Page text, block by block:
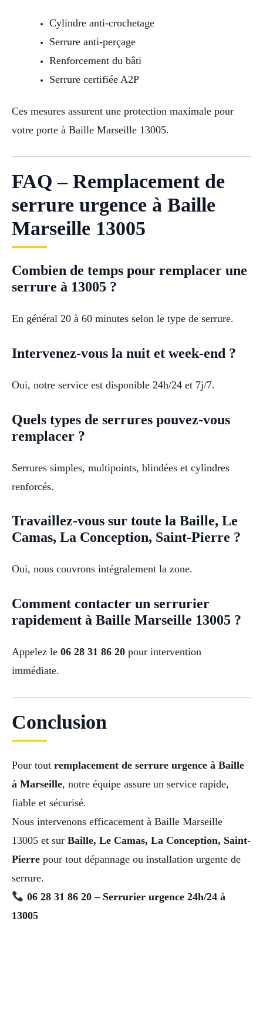
Cylindre anti-crochetage
Serrure anti-perçage
Renforcement du bâti
Serrure certifiée A2P
Ces mesures assurent une protection maximale pour
votre porte à Baille Marseille 13005.
FAQ – Remplacement de
serrure urgence à Baille
Marseille 13005
Combien de temps pour remplacer une
serrure à 13005 ?
En général 20 à 60 minutes selon le type de serrure.
Intervenez-vous la nuit et week-end ?
Oui, notre service est disponible 24h/24 et 7j/7.
Quels types de serrures pouvez-vous
remplacer ?
Serrures simples, multipoints, blindées et cylindres
renforcés.
Travaillez-vous sur toute la Baille, Le
Camas, La Conception, Saint-Pierre ?
Oui, nous couvrons intégralement la zone.
Comment contacter un serrurier
rapidement à Baille Marseille 13005 ?
Appelez le 06 28 31 86 20 pour intervention
immédiate.
Conclusion
Pour tout remplacement de serrure urgence à Baille
à Marseille, notre équipe assure un service rapide,
fiable et sécurisé.
Nous intervenons efficacement à Baille Marseille
13005 et sur Baille, Le Camas, La Conception, Saint-
Pierre pour tout dépannage ou installation urgente de
serrure.
06 28 31 86 20 – Serrurier urgence 24h/24 à
13005